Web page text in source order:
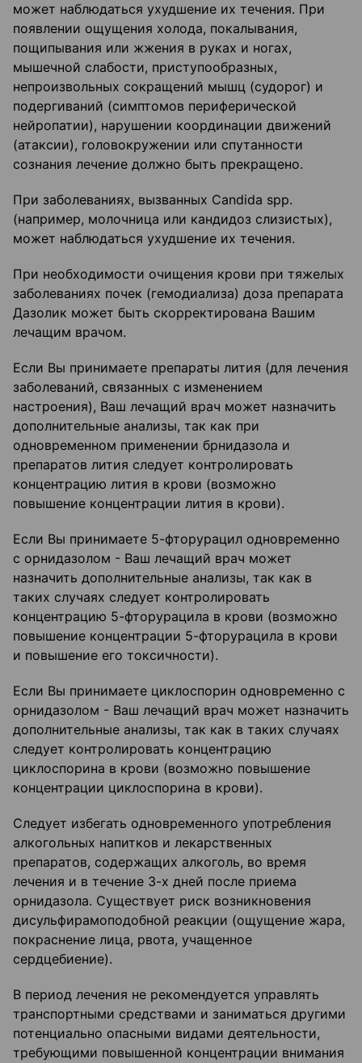
может наблюдаться ухудшение их течения. При
появлении ощущения холода, покалывания,
пощипывания или жжения в руках и ногах,
мышечной слабости, приступообразных,
непроизвольных сокращений мышц (судорог) и
подергиваний (симптомов периферической
нейропатии), нарушении координации движений
(атаксии), головокружении или спутанности
сознания лечение должно быть прекращено.
При заболеваниях, вызванных Candida spp.
(например, молочница или кандидоз слизистых),
может наблюдаться ухудшение их течения.
При необходимости очищения крови при тяжелых
заболеваниях почек (гемодиализа) доза препарата
Дазолик может быть скорректирована Вашим
лечащим врачом.
Если Вы принимаете препараты лития (для лечения
заболеваний, связанных с изменением
настроения), Ваш лечащий врач может назначить
дополнительные анализы, так как при
одновременном применении брнидазола и
препаратов лития следует контролировать
концентрацию лития в крови (возможно
повышение концентрации лития в крови).
Если Вы принимаете 5-фторурацил одновременно
с орнидазолом - Ваш лечащий врач может
назначить дополнительные анализы, так как в
таких случаях следует контролировать
концентрацию 5-фторурацила в крови (возможно
повышение концентрации 5-фторурацила в крови
и повышение его токсичности).
Если Вы принимаете циклоспорин одновременно с
орнидазолом - Ваш лечащий врач может назначить
дополнительные анализы, так как в таких случаях
следует контролировать концентрацию
циклоспорина в крови (возможно повышение
концентрации циклоспорина в крови).
Следует избегать одновременного употребления
алкогольных напитков и лекарственных
препаратов, содержащих алкоголь, во время
лечения и в течение 3-х дней после приема
орнидазола. Существует риск возникновения
дисульфирамоподобной реакции (ощущение жара,
покраснение лица, рвота, учащенное
сердцебиение).
В период лечения не рекомендуется управлять
транспортными средствами и заниматься другими
потенциально опасными видами деятельности,
требующими повышенной концентрации внимания